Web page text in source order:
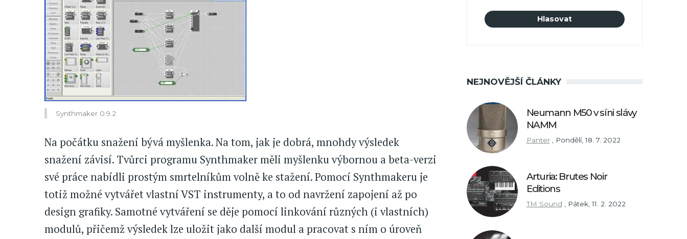
Synthmaker 0.9.2
Na počátku snažení bývá myšlenka. Na tom, jak je dobrá, mnohdy výsledek
snažení závisí. Tvůrci programu Synthmaker měli myšlenku výbornou a beta-verzi
své práce nabídli prostým smrtelníkům volně ke stažení. Pomocí Synthmakeru je
totiž možné vytvářet vlastní VST instrumenty, a to od navržení zapojení až po
design grafiky. Samotné vytváření se děje pomocí linkování různých (i vlastních)
modulů, přičemž výsledek lze uložit jako další modul a pracovat s ním o úroveň
NEJNOVĚJŠÍ ČLÁNKY
Neumann M50 v síni slávy
NAMM
Panter Pondělí, 18. 7. 2022
Arturia: Brutes Noir
Editions
TM Sound , Pátek, 11. 2. 2022